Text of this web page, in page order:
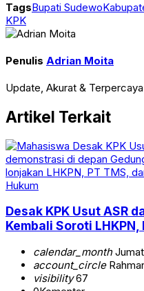
TagsBupati Sudewo
KPK
Penulis Adrian Moita
Update, Akurat & Terpercaya
Artikel Terkait
Hukum
Desak KPK Usut ASR
Kembali Soroti LHKPN,
calendar_month
account_circle
visibility67